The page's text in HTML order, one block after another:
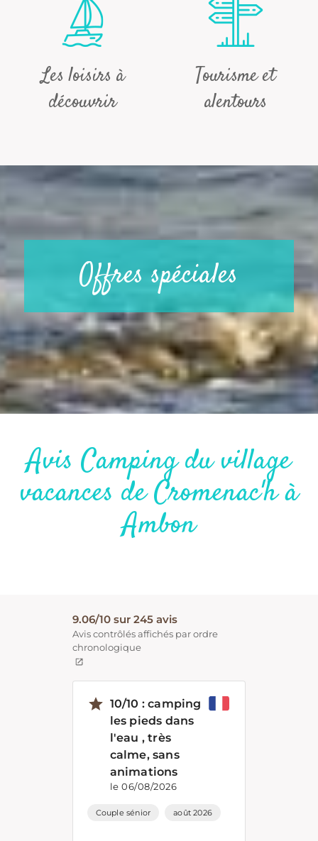
Les loisirs à
découvrir
Tourisme et
alentours
Offres spéciales
Avis Camping du village
vacances de Cromenac'h à
Ambon